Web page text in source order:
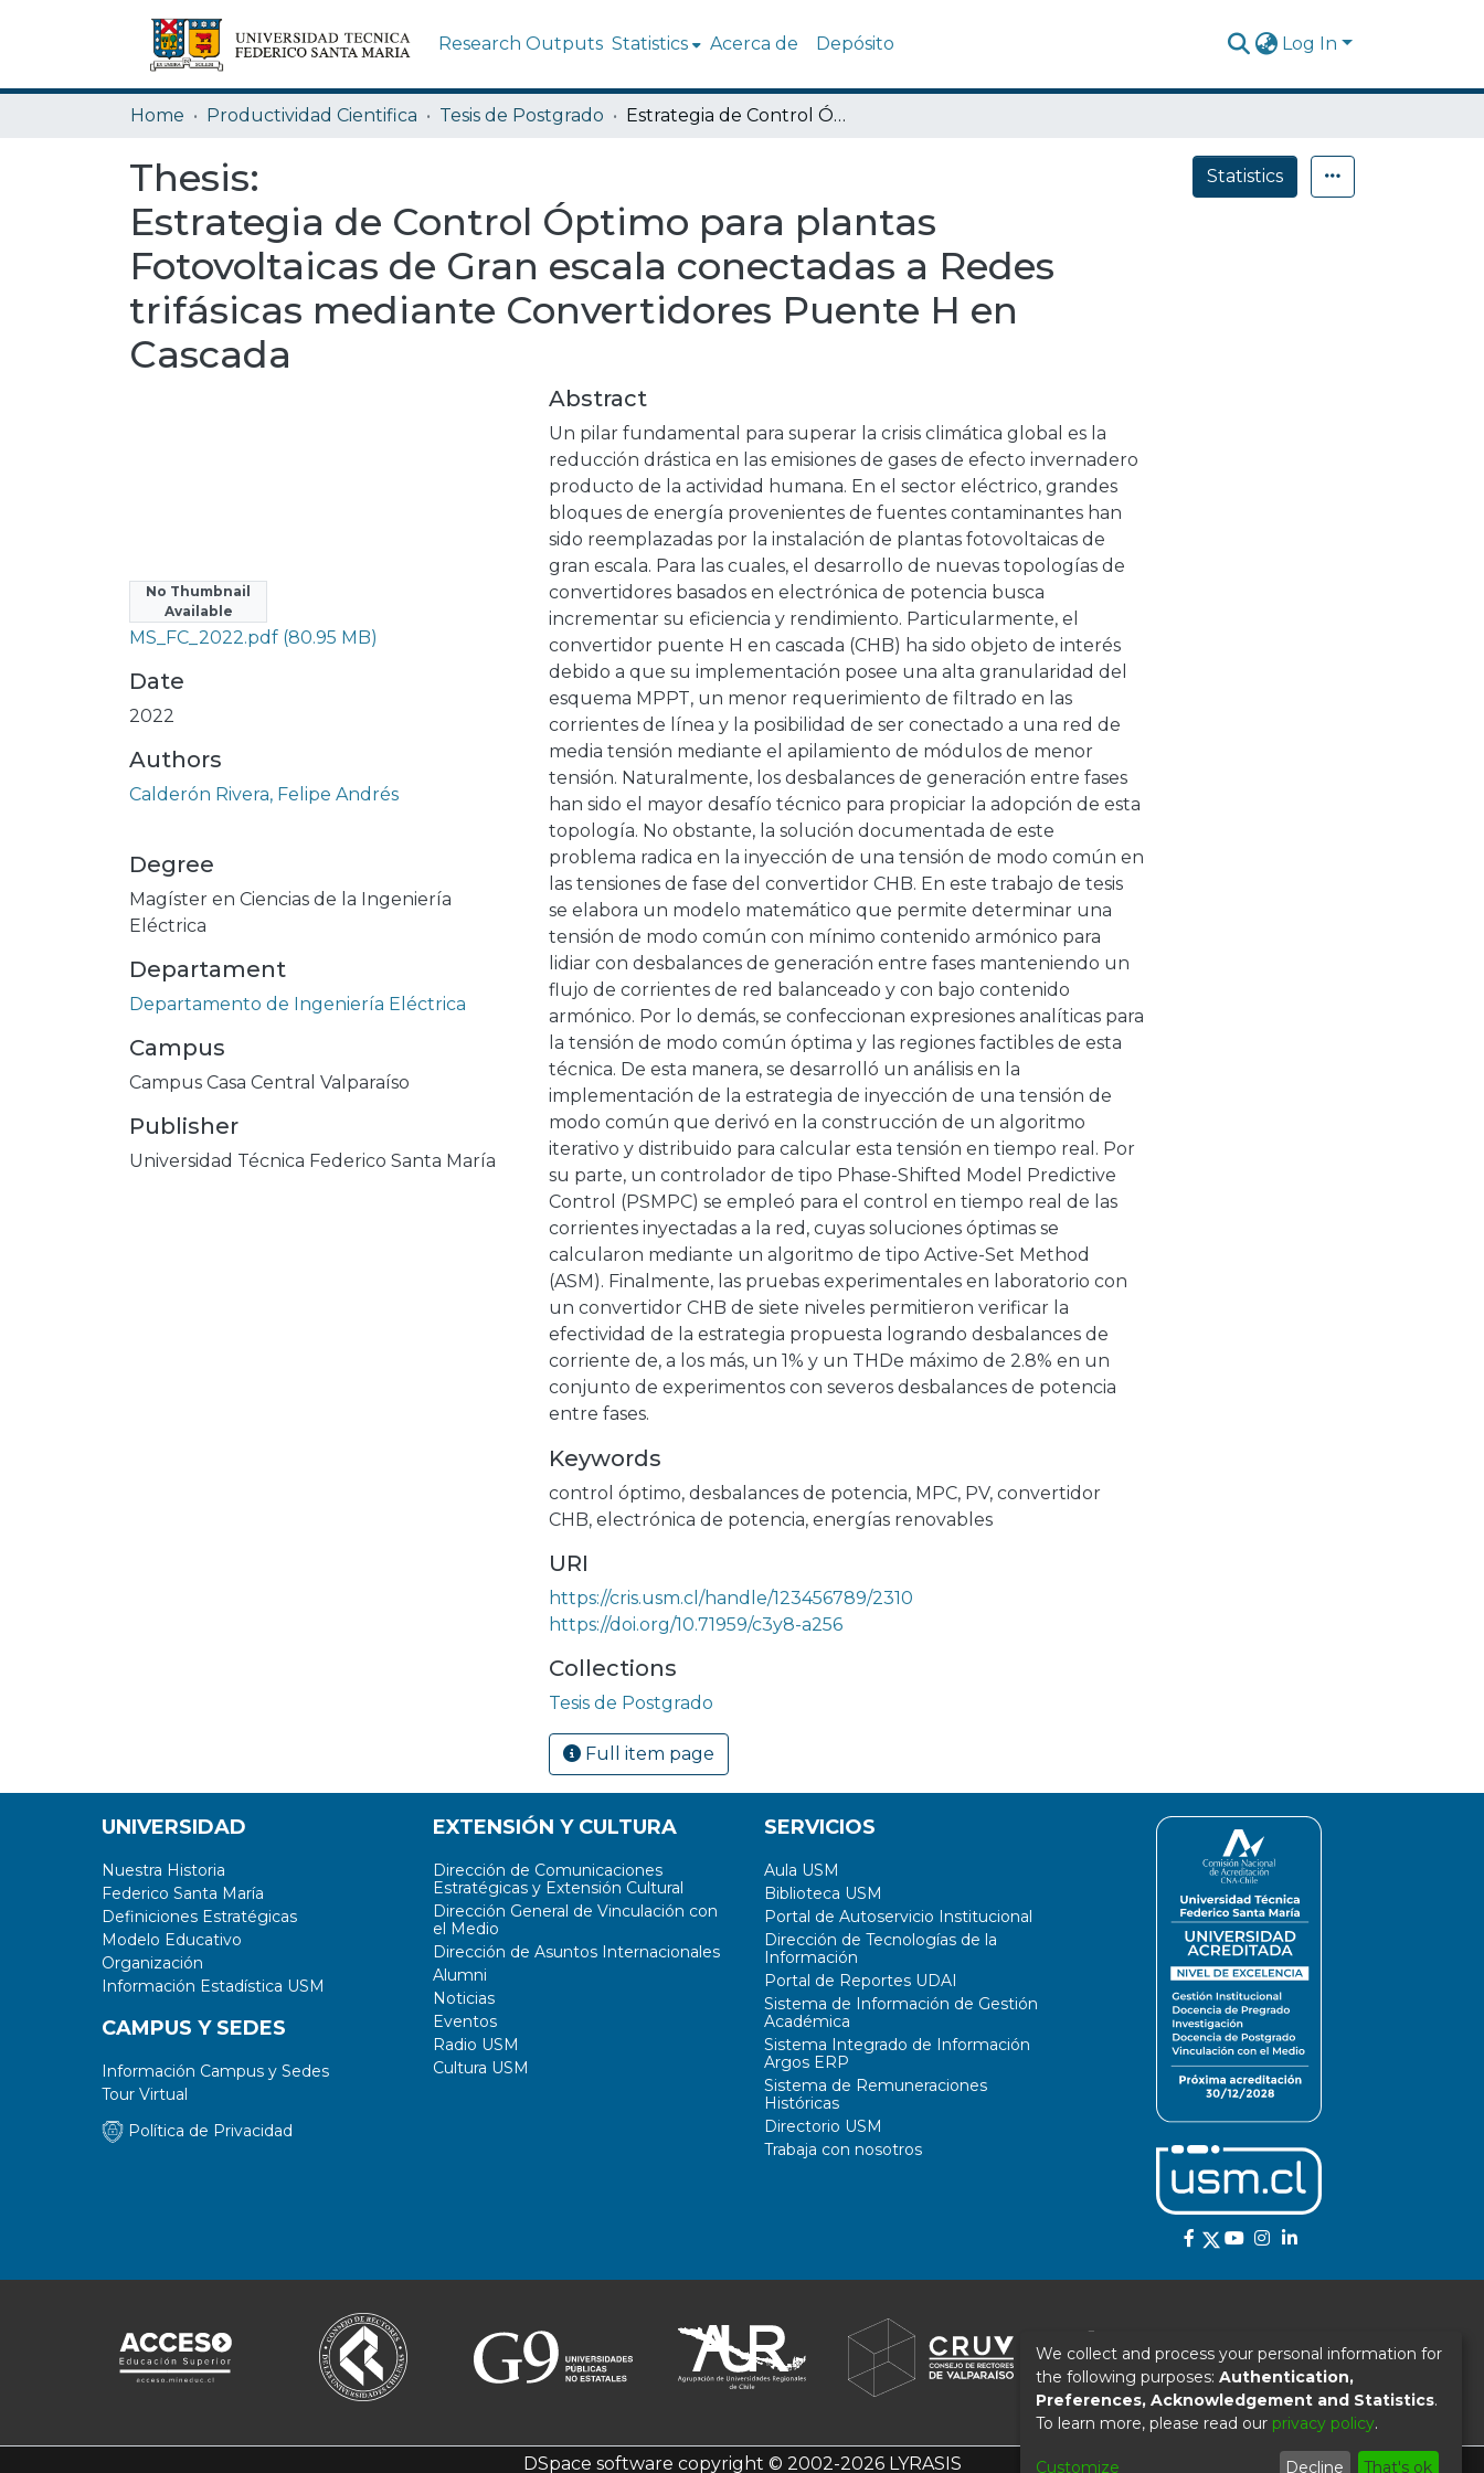
Research Outputs Statistics Acerca de Depósito Log In
Home Productividad Cientifica Tesis de Postgrado Estrategia de Control Óptimo para plantas Fotovoltaicas de Gran escala conectadas a Redes trifásicas mediante Convertidores Puente H en Cascada
Thesis:
Estrategia de Control Óptimo para plantas
Fotovoltaicas de Gran escala conectadas a Redes
trifásicas mediante Convertidores Puente H en
Cascada
Statistics
No Thumbnail
Available
Files
MS_FC_2022.pdf (80.95 MB)
Date
2022
Authors
Calderón Rivera, Felipe Andrés
Degree
Magíster en Ciencias de la Ingeniería
Eléctrica
Departament
Departamento de Ingeniería Eléctrica
Campus
Campus Casa Central Valparaíso
Publisher
Universidad Técnica Federico Santa María
Abstract
Un pilar fundamental para superar la crisis climática global es la
reducción drástica en las emisiones de gases de efecto invernadero
producto de la actividad humana. En el sector eléctrico, grandes
bloques de energía provenientes de fuentes contaminantes han
sido reemplazadas por la instalación de plantas fotovoltaicas de
gran escala. Para las cuales, el desarrollo de nuevas topologías de
convertidores basados en electrónica de potencia busca
incrementar su eficiencia y rendimiento. Particularmente, el
convertidor puente H en cascada (CHB) ha sido objeto de interés
debido a que su implementación posee una alta granularidad del
esquema MPPT, un menor requerimiento de filtrado en las
corrientes de línea y la posibilidad de ser conectado a una red de
media tensión mediante el apilamiento de módulos de menor
tensión. Naturalmente, los desbalances de generación entre fases
han sido el mayor desafío técnico para propiciar la adopción de esta
topología. No obstante, la solución documentada de este
problema radica en la inyección de una tensión de modo común en
las tensiones de fase del convertidor CHB. En este trabajo de tesis
se elabora un modelo matemático que permite determinar una
tensión de modo común con mínimo contenido armónico para
lidiar con desbalances de generación entre fases manteniendo un
flujo de corrientes de red balanceado y con bajo contenido
armónico. Por lo demás, se confeccionan expresiones analíticas para
la tensión de modo común óptima y las regiones factibles de esta
técnica. De esta manera, se desarrolló un análisis en la
implementación de la estrategia de inyección de una tensión de
modo común que derivó en la construcción de un algoritmo
iterativo y distribuido para calcular esta tensión en tiempo real. Por
su parte, un controlador de tipo Phase-Shifted Model Predictive
Control (PSMPC) se empleó para el control en tiempo real de las
corrientes inyectadas a la red, cuyas soluciones óptimas se
calcularon mediante un algoritmo de tipo Active-Set Method
(ASM). Finalmente, las pruebas experimentales en laboratorio con
un convertidor CHB de siete niveles permitieron verificar la
efectividad de la estrategia propuesta logrando desbalances de
corriente de, a los más, un 1% y un THDe máximo de 2.8% en un
conjunto de experimentos con severos desbalances de potencia
entre fases.
Keywords
control óptimo, desbalances de potencia, MPC, PV, convertidor
CHB, electrónica de potencia, energías renovables
URI
https://cris.usm.cl/handle/123456789/2310
https://doi.org/10.71959/c3y8-a256
Collections
Tesis de Postgrado
Full item page
UNIVERSIDAD
Nuestra Historia
Federico Santa María
Definiciones Estratégicas
Modelo Educativo
Organización
Información Estadística USM
CAMPUS Y SEDES
Información Campus y Sedes
Tour Virtual
Política de Privacidad
EXTENSIÓN Y CULTURA
Dirección de Comunicaciones
Estratégicas y Extensión Cultural
Dirección General de Vinculación con
el Medio
Dirección de Asuntos Internacionales
Alumni
Noticias
Eventos
Radio USM
Cultura USM
SERVICIOS
Aula USM
Biblioteca USM
Portal de Autoservicio Institucional
Dirección de Tecnologías de la
Información
Portal de Reportes UDAI
Sistema de Información de Gestión
Académica
Sistema Integrado de Información
Argos ERP
Sistema de Remuneraciones
Históricas
Directorio USM
Trabaja con nosotros
DSpace software copyright © 2002-2026 LYRASIS
We collect and process your personal information for
the following purposes: Authentication,
Preferences, Acknowledgement and Statistics.
To learn more, please read our privacy policy.
Customize Decline That's ok